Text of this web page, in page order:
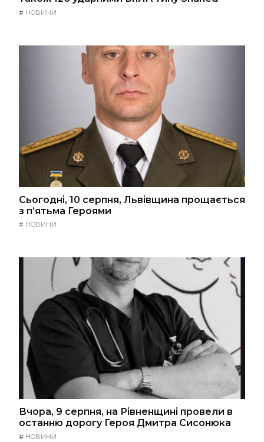
# НОВИНИ
Сьогодні, 10 серпня, Львівщина прощається
з п’ятьма Героями
# НОВИНИ
Вчора, 9 серпня, на Рівненщині провели в
останню дорогу Героя Дмитра Сисонюка
# НОВИНИ